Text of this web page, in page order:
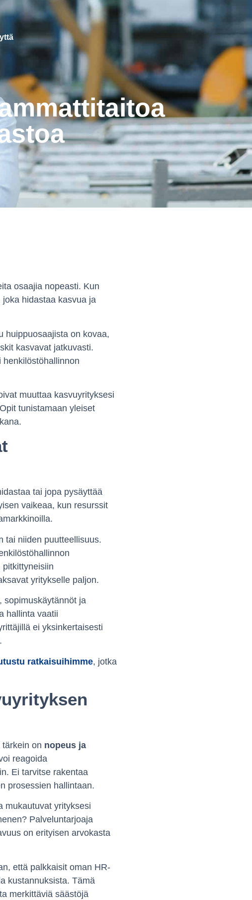
osaajia nopeasti. Kun
hidastaa kasvua ja
huippuosaajista on kovaa,
kasvavat jatkuvasti.
muuttaa kasvuyrityksesi
tunistamaan yleiset
tai jopa pysäyttää
vaikeaa, kun resurssit
tai niiden puutteellisuus.
yritykselle paljon.
sopimuskäytännöt ja
hallinta vaatii
ei yksinkertaisesti
ratkaisuihimme, jotka
on nopeus ja
reagoida
Ei tarvitse rakentaa
prosessien hallintaan.
mukautuvat yrityksesi
Palveluntarjoaja
on erityisen arvokasta
että palkkaisit oman HR-
kustannuksista. Tämä
merkittäviä säästöjä